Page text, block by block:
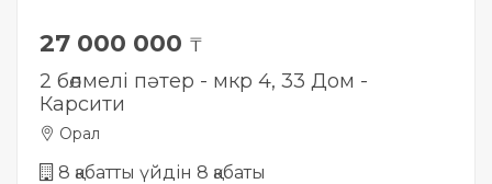
27 000 000 ₸
2 бөлмелі пәтер - мкр 4, 33 Дом -
Карсити
Орал
8 қабатты үйдін 8 қабаты